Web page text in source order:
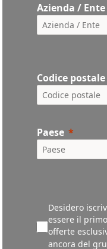
Azienda / Ente
Codice postale
Paese
Desidero
essere il
offerte
ancora del